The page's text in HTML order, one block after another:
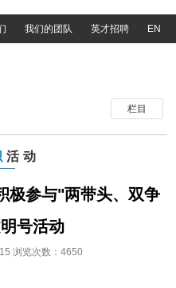
我们的团队 英才招聘 EN
栏目
活动
极参与"两带头、双争
号活动
浏览次数：4650